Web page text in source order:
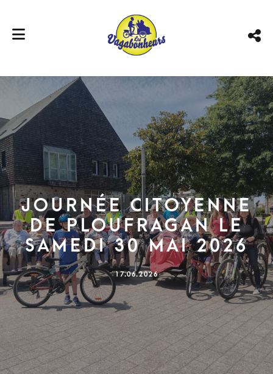
Journée citoyenne
de Ploufragan le
samedi 30 mai 2026
17.06.2026